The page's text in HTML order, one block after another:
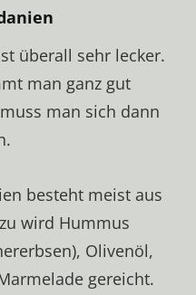
überall sehr lecker.
man ganz gut
man sich dann
besteht meist aus
wird Hummus
Olivenöl,
gereicht.